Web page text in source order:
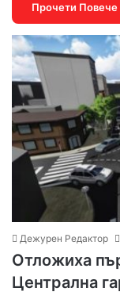
Прочети Повече
Дежурен Редактор
Отложиха
Централна